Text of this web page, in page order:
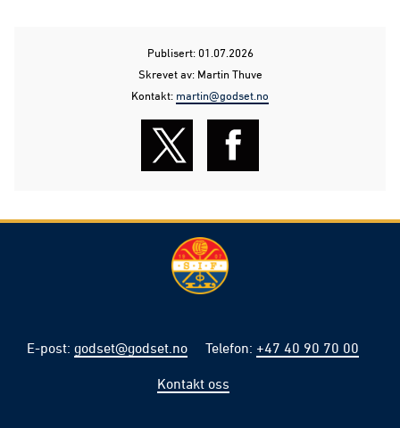
Publisert: 01.07.2026
Skrevet av: Martin Thuve
Kontakt: martin@godset.no
E-post: godset@godset.no Telefon: +47 40 90 70 00
Kontakt oss